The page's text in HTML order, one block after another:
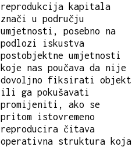
reprodukcija kapitala
znači u području
umjetnosti, posebno na
podlozi iskustva
postobjektne umjetnosti
koje nas poučava da nije
dovoljno fiksirati objekt
ili ga pokušavati
promijeniti, ako se
pritom istovremeno
reproducira čitava
operativna struktura koja